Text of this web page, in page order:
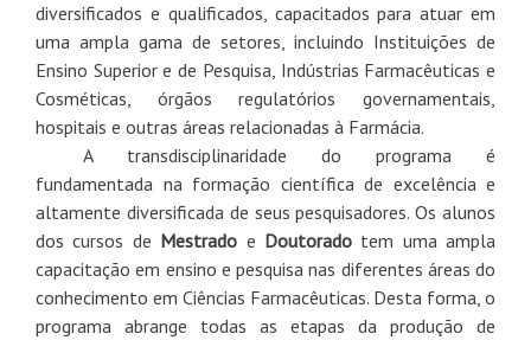
diversificados e qualificados, capacitados para atuar em
uma ampla gama de setores, incluindo Instituições de
Ensino Superior e de Pesquisa, Indústrias Farmacêuticas e
Cosméticas, órgãos regulatórios governamentais,
hospitais e outras áreas relacionadas à Farmácia.
A transdisciplinaridade do programa é
fundamentada na formação científica de excelência e
altamente diversificada de seus pesquisadores. Os alunos
dos cursos de Mestrado e Doutoradotem uma ampla
capacitação em ensino e pesquisa nas diferentes áreas do
conhecimento em Ciências Farmacêuticas. Desta forma, o
programa abrange todas as etapas da produção de